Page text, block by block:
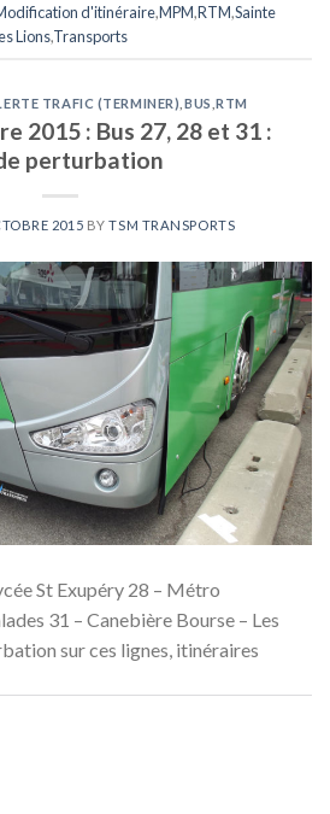
d'itinéraire,MPM,RTM,Sainte
Lions,Transports
TRAFIC (TERMINER) BUS ,RTM
2015 : Bus 27, 28 et 31 :
perturbation
2015 BYTSM TRANSPORTS
St Exupéry 28 – Métro
31 – Canebière Bourse – Les
sur ces lignes, itinéraires